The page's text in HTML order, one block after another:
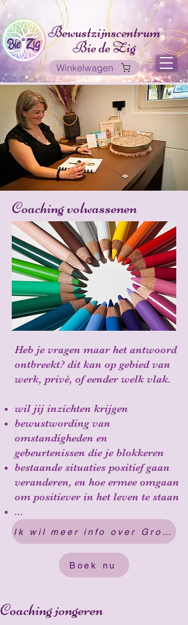
Bewustzijnscentrum
Bie de Zig
Winkelwagen
Coaching volwassenen
Heb je vragen maar het antwoord
ontbreekt? dit kan op gebied van
werk, privé, of eender welk vlak.
wil jij inzichten krijgen
bewustwording van
omstandigheden en
gebeurtenissen die je blokkeren
bestaande situaties positief gaan
veranderen, en hoe ermee omgaan
om positiever in het leven te staan
...
Ik wil meer info over Groenhove coaching
Boek nu
Coaching jongeren